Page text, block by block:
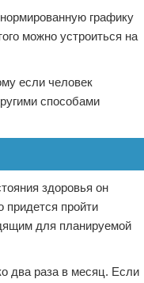
графику
можно устроиться на
если человек
способами
здоровья он
придется пройти
для планируемой
два раза в месяц. Если